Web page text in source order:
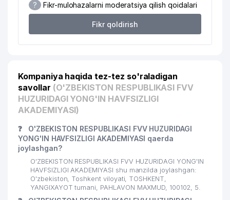
? Fikr-mulohazalarni moderatsiya qilish qoidalari
Fikr qoldirish
Kompaniya haqida tez-tez so'raladigan
savollar (O'ZBEKISTON RESPUBLIKASI FVV
HUZURIDAGI YONG'IN HAVFSIZLIGI
AKADEMIYASI)
❓
O'ZBEKISTON RESPUBLIKASI FVV HUZURIDAGI
YONG'IN HAVFSIZLIGI AKADEMIYASI qaerda
joylashgan?
O'ZBEKISTON RESPUBLIKASI FVV HUZURIDAGI YONG'IN
HAVFSIZLIGI AKADEMIYASI shu manzilda joylashgan:
O'zbekiston, Toshkent viloyati, TOSHKENT,
YANGIXAYOT tumani, PAHLAVON MAXMUD, 100102, 5.